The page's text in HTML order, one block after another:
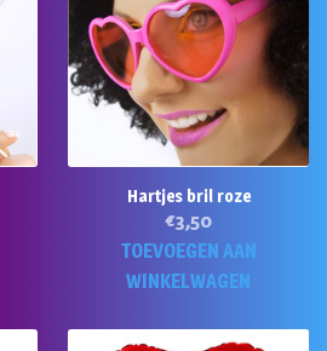
Hartjes bril roze
€3,50
TOEVOEGEN AAN
WINKELWAGEN